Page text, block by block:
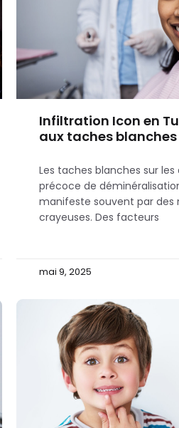
Infiltration Icon en
aux taches blanches
Les taches blanches sur
précoce de
manifeste souvent par des
crayeuses. Des facteurs
mai 9, 2025